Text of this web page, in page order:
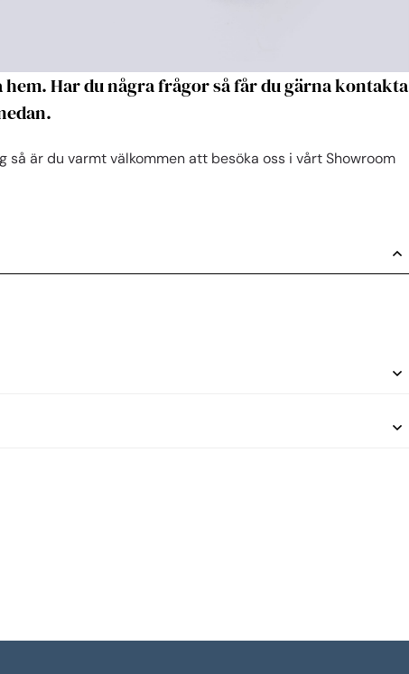
Har du några frågor så får du gärna kontakta
är du varmt välkommen att besöka oss i vårt Showroom